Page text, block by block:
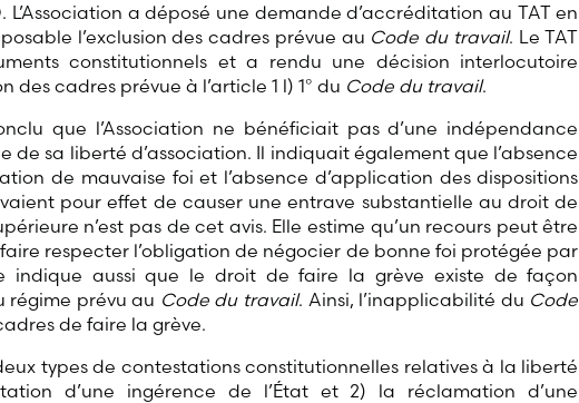
a déposé une demande d’accréditation au TAT en
l’exclusion des cadres prévue au Code du travail. Le TAT
constitutionnels et a rendu une décision interlocutoire
des cadres prévue à l’article 1 l) 1° du Code du travail.
que l’Association ne bénéficiait pas d’une indépendance
de sa liberté d’association. Il indiquait également que l’absence
de mauvaise foi et l’absence d’application des dispositions
pour effet de causer une entrave substantielle au droit de
n’est pas de cet avis. Elle estime qu’un recours peut être
respecter l’obligation de négocier de bonne foi protégée par
indique aussi que le droit de faire la grève existe de façon
régime prévu au Code du travail. Ainsi, l’inapplicabilité du Code
de faire la grève.
types de contestations constitutionnelles relatives à la liberté
d’une ingérence de l’État et 2) la réclamation d’une